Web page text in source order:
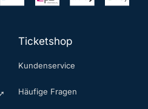
Ticketshop
Kundenservice
Häufige Fragen